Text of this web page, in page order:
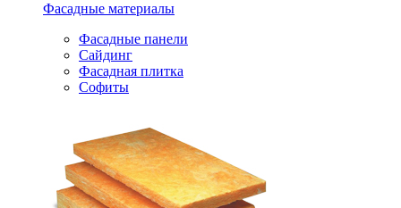
Фасадные материалы
Фасадные панели
Сайдинг
Фасадная плитка
Софиты